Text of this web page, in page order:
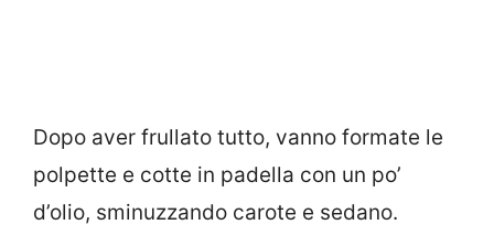
Dopo aver frullato tutto, vanno formate le
polpette e cotte in padella con un po’
d’olio, sminuzzando carote e sedano.